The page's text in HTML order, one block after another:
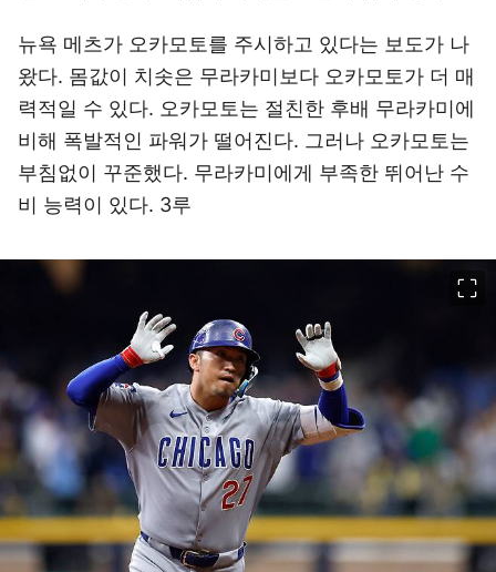
뉴욕 메츠가 오카모토를 주시하고 있다는 보도가 나
왔다. 몸값이 치솟은 무라카미보다 오카모토가 더 매
력적일 수 있다. 오카모토는 절친한 후배 무라카미에
비해 폭발적인 파워가 떨어진다. 그러나 오카모토는
부침없이 꾸준했다. 무라카미에게 부족한 뛰어난 수
비 능력이 있다. 3루